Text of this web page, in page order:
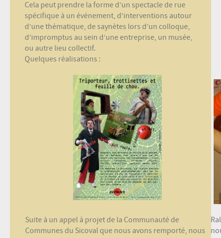
Cela peut prendre la forme d’un spectacle de rue
spécifique à un événement, d’interventions autour
d’une thématique, de saynètes lors d’un colloque,
d’impromptus au sein d’une entreprise, un musée,
ou autre lieu collectif.
Quelques réalisations :
Suite à un appel à projet de la Communauté de
Communes du Sicoval que nous avons remporté, nous